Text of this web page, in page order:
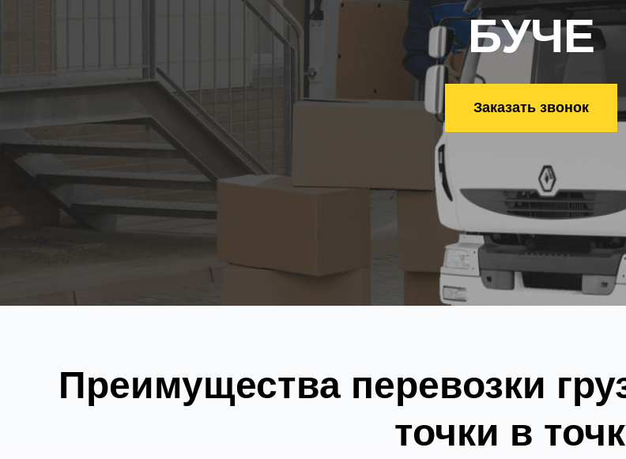
БУЧЕ
Заказать звонок
Преимущества перевозки
точки в